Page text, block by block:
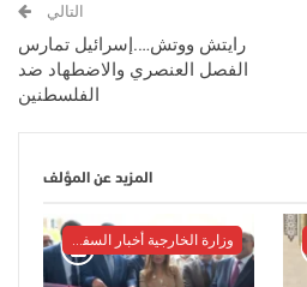
التالي
رايتش ووتش….إسرائيل تمارس
الفصل العنصري والاضطهاد ضد
الفلسطنين
المزيد عن المؤلف
وزارة الخارجية أخبار السفراء